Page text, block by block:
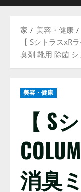
家
美容・健康
【 Sシトラス
臭剤 靴用 除菌
美容・健康
【 S
消臭